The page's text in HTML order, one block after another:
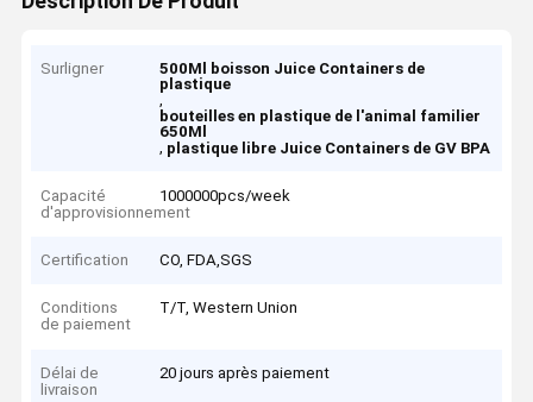
Surligner
500Ml boisson Juice Containers de
plastique
,
bouteilles en plastique de l'animal familier
650Ml
, plastique libre Juice Containers de GV BPA
Capacité
d'approvisionnement
1000000pcs/week
Certification CO, FDA,SGS
Conditions
de paiement
T/T, Western Union
Délai de
livraison
20 jours après paiement